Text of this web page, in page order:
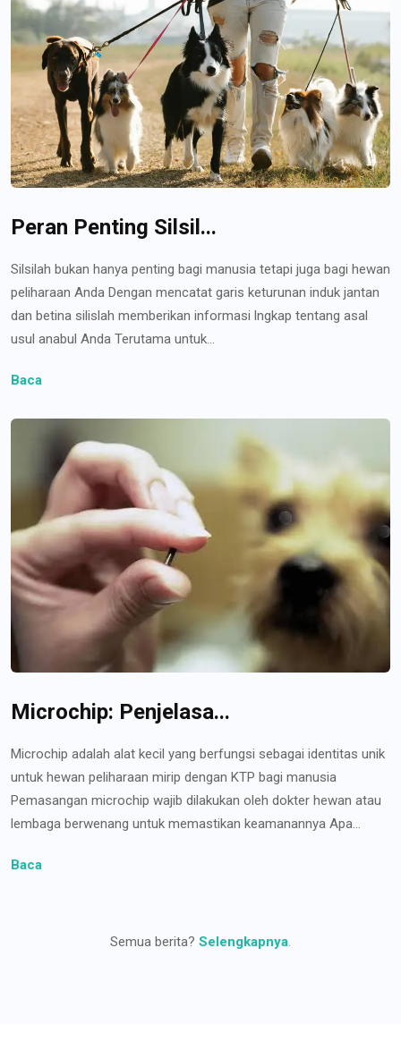
Peran Penting Silsil...
Silsilah bukan hanya penting bagi manusia tetapi juga bagi hewan
peliharaan Anda Dengan mencatat garis keturunan induk jantan
dan betina silislah memberikan informasi lngkap tentang asal
usul anabul Anda Terutama untuk...
Baca
Microchip: Penjelasa...
Microchip adalah alat kecil yang berfungsi sebagai identitas unik
untuk hewan peliharaan mirip dengan KTP bagi manusia
Pemasangan microchip wajib dilakukan oleh dokter hewan atau
lembaga berwenang untuk memastikan keamanannya Apa...
Baca
Semua berita? Selengkapnya